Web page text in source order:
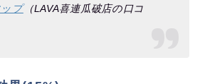
プ（LAVA喜連瓜破店の口コ